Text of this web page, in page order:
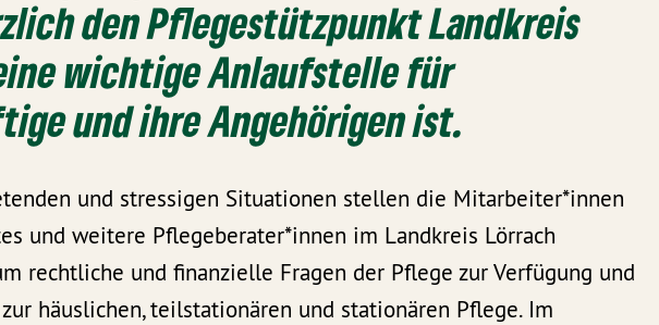
den Pflegestützpunkt Landkreis
wichtige Anlaufstelle für
und ihre Angehörigen ist.
und stressigen Situationen stellen die Mitarbeiter*innen
und weitere Pflegeberater*innen im Landkreis Lörrach
rechtliche und finanzielle Fragen der Pflege zur Verfügung und
häuslichen, teilstationären und stationären Pflege. Im